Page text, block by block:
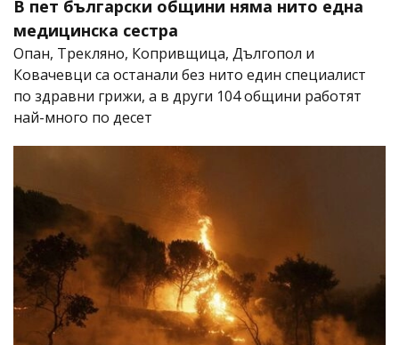
В пет български общини няма нито една
медицинска сестра
Опан, Трекляно, Копривщица, Дългопол и
Ковачевци са останали без нито един специалист
по здравни грижи, а в други 104 общини работят
най-много по десет